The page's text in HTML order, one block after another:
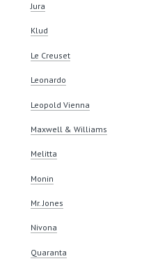
Jura
Klud
Le Creuset
Leonardo
Leopold Vienna
Maxwell & Williams
Melitta
Monin
Mr. Jones
Nivona
Quaranta